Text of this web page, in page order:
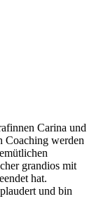
Carina und
Coaching werden
grandios mit
hat.
und bin